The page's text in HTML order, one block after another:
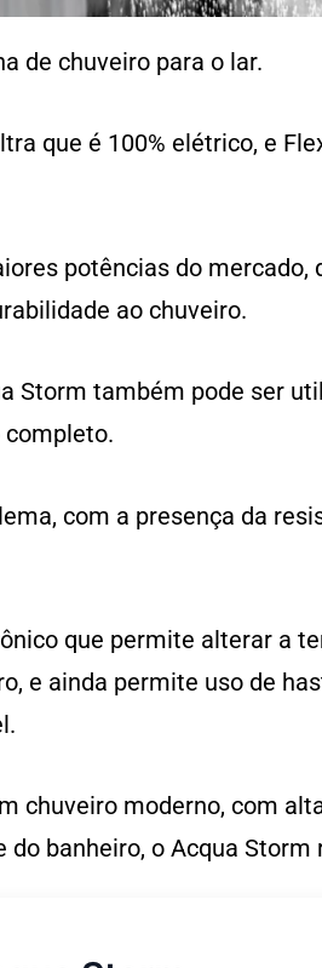
de chuveiro para o lar.
que é 100% elétrico, e
potências do mercado,
ao chuveiro.
Storm também pode ser
completo.
com a presença da
que permite alterar a
e ainda permite uso de
chuveiro moderno, com
banheiro, o Acqua